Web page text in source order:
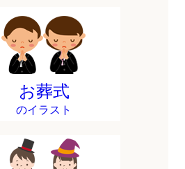
お葬式
のイラスト